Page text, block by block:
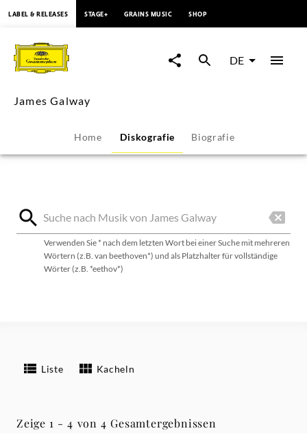
Galway
Diskografie
|
Grammophon
LABEL & RELEASES STAGE+ GRAINS MUSIC SHOP
DE
James Galway
Home Diskografie Biografie
Verwenden Sie * nach dem letzten Wort bei einer Suche mit mehreren
Wörtern (z.B. van beethoven*) und als Platzhalter für vollständige
Wörter (z.B. *eethov*)
Liste Kacheln
Zeige 1 - 4 von 4 Gesamtergebnissen